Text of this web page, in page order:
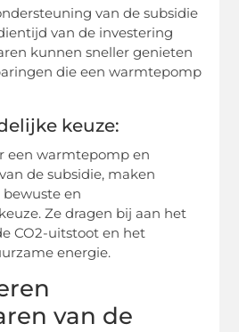
van de subsidie
van de investering
kunnen sneller genieten
die een warmtepomp
keuze:
een warmtepomp en
de subsidie, maken
en
Ze dragen bij aan het
CO2-uitstoot en het
energie.
van de